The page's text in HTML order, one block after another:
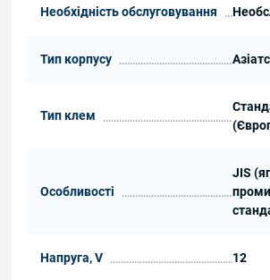
Необхідність обслуговування
Тип корпусу
Тип клем
Особливості
JIS
Напруга, V 12